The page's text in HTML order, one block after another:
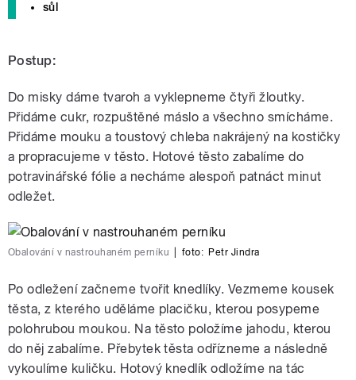
sůl
Postup:
Do misky dáme tvaroh a vyklepneme čtyři žloutky.
Přidáme cukr, rozpuštěné máslo a všechno smícháme.
Přidáme mouku a toustový chleba nakrájený na kostičky
a propracujeme v těsto. Hotové těsto zabalíme do
potravinářské fólie a necháme alespoň patnáct minut
odležet.
Obalování v nastrouhaném perníku foto: Petr Jindra
Po odležení začneme tvořit knedlíky. Vezmeme kousek
těsta, z kterého uděláme placičku, kterou posypeme
polohrubou moukou. Na těsto položíme jahodu, kterou
do něj zabalíme. Přebytek těsta odřízneme a následně
vykoulíme kuličku. Hotový knedlík odložíme na tác